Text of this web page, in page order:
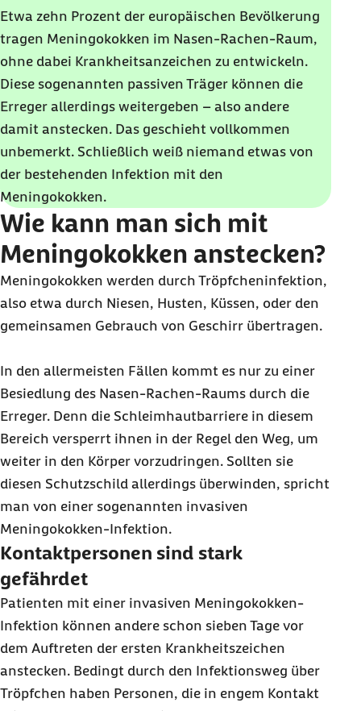
Etwa zehn Prozent der europäischen Bevölkerung
tragen Meningokokken im Nasen-Rachen-Raum,
ohne dabei Krankheitsanzeichen zu entwickeln.
Diese sogenannten passiven Träger können die
Erreger allerdings weitergeben – also andere
damit anstecken. Das geschieht vollkommen
unbemerkt. Schließlich weiß niemand etwas von
der bestehenden Infektion mit den
Meningokokken.
Wie kann man sich mit
Meningokokken anstecken?
Meningokokken werden durch Tröpfcheninfektion,
also etwa durch Niesen, Husten, Küssen, oder den
gemeinsamen Gebrauch von Geschirr übertragen.
In den allermeisten Fällen kommt es nur zu einer
Besiedlung des Nasen-Rachen-Raums durch die
Erreger. Denn die Schleimhautbarriere in diesem
Bereich versperrt ihnen in der Regel den Weg, um
weiter in den Körper vorzudringen. Sollten sie
diesen Schutzschild allerdings überwinden, spricht
man von einer sogenannten invasiven
Meningokokken-Infektion.
Kontaktpersonen sind stark
gefährdet
Patienten mit einer invasiven Meningokokken-
Infektion können andere schon sieben Tage vor
dem Auftreten der ersten Krankheitszeichen
anstecken. Bedingt durch den Infektionsweg über
Tröpfchen haben Personen, die in engem Kontakt